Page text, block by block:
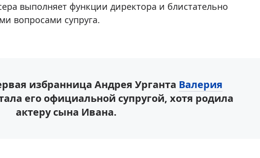
выполняет функции директора и блистательно
вопросами супруга.
избранница Андрея Урганта Валерия
его официальной супругой, хотя родила
актеру сына Ивана.